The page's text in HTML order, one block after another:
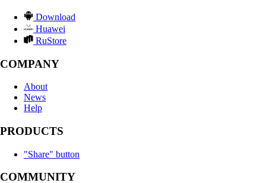
Download
Huawei
RuStore
COMPANY
About
News
Help
PRODUCTS
"Share" button
COMMUNITY